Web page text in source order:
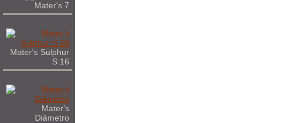
Mater's 7
Mater's Sulphur
S 16
Mater's
Diâmetro